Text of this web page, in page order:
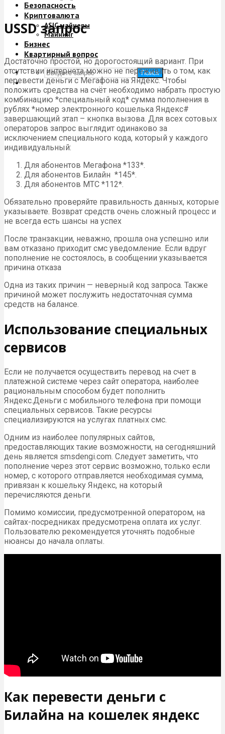
Безопасность
Криптовалюта
ASIC майнеры
Майнинг
Бизнес
Квартирный вопрос
Поиск
USSD запрос
Достаточно простой, но дорогостоящий вариант. При
отсутствии интернета можно не переживать о том, как
перевести деньги с Мегафона на Яндекс. Чтобы
положить средства на счёт необходимо набрать простую
комбинацию *специальный код* сумма пополнения в
рублях *номер электронного кошелька Яндекс#
завершающий этап – кнопка вызова. Для всех сотовых
операторов запрос выглядит одинаково за
исключением специального кода, который у каждого
индивидуальный:
Для абонентов Мегафона *133*.
Для абонентов Билайн *145*.
Для абонентов МТС *112*.
Обязательно проверяйте правильность данных, которые
указываете. Возврат средств очень сложный процесс и
не всегда есть шансы на успех
После транзакции, неважно, прошла она успешно или
вам отказано приходит смс уведомление. Если вдруг
пополнение не состоялось, в сообщении указывается
причина отказа
Одна из таких причин — неверный код запроса. Также
причиной может послужить недостаточная сумма
средств на балансе.
Использование специальных
сервисов
Если не получается осуществить перевод на счет в
платежной системе через сайт оператора, наиболее
рациональным способом будет пополнить
Яндекс.Деньги с мобильного телефона при помощи
специальных сервисов. Такие ресурсы
специализируются на услугах платных смс.
Одним из наиболее популярных сайтов,
предоставляющих такие возможности, на сегодняшний
день является smsdengi.com. Следует заметить, что
пополнение через этот сервис возможно, только если
номер, с которого отправляется необходимая сумма,
привязан к кошельку Яндекс, на который
перечисляются деньги.
Помимо комиссии, предусмотренной оператором, на
сайтах-посредниках предусмотрена оплата их услуг.
Пользователю рекомендуется уточнять подобные
нюансы до начала оплаты.
Как перевести деньги с
Билайна на кошелек яндекс